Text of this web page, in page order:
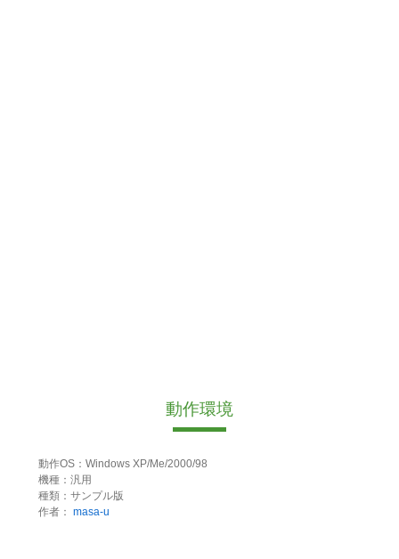
動作環境
動作OS：Windows XP/Me/2000/98
機種：汎用
種類：サンプル版
作者： masa-u